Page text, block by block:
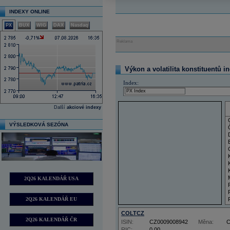
INDEXY ONLINE
PX BUX WIG DAX Nasdaq
Další akciové indexy
VÝSLEDKOVÁ SEZÓNA
2Q26 KALENDÁŘ USA
2Q26 KALENDÁŘ EU
2Q26 KALENDÁŘ ČR
Reklama
Výkon a volatilita konstituentů
Index:
COLTCZ
ISIN: CZ0009008942 Měna: